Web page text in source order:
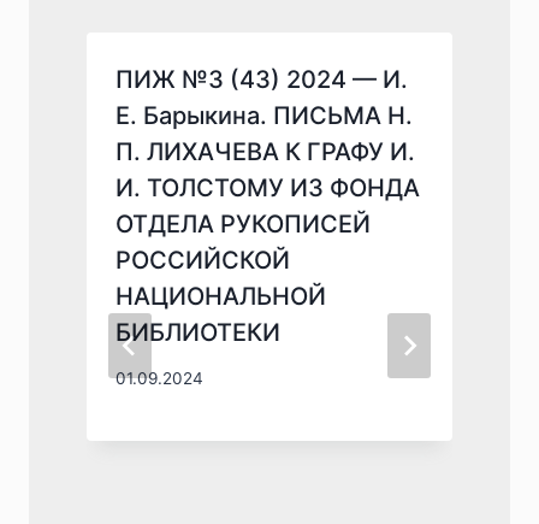
ПИЖ №3 (43) 2024 — И.
Е. Барыкина. ПИСЬМА Н.
П. ЛИХАЧЕВА К ГРАФУ И.
И. ТОЛСТОМУ ИЗ ФОНДА
ОТДЕЛА РУКОПИСЕЙ
РОССИЙСКОЙ
НАЦИОНАЛЬНОЙ
БИБЛИОТЕКИ
01.09.2024